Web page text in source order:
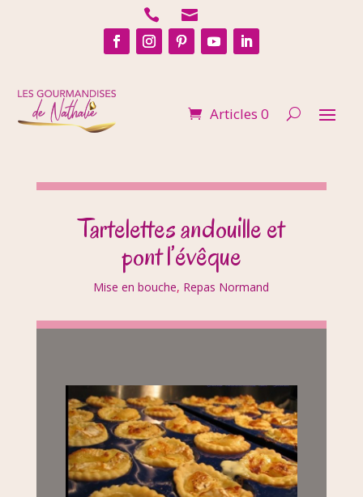
 
Articles 0
Tartelettes andouille et
pont l’évêque
Mise en bouche, Repas Normand